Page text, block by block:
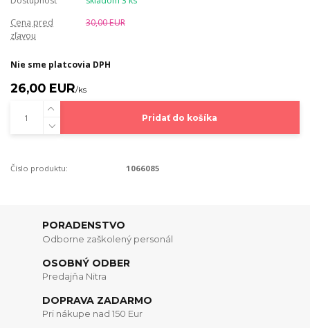
Cena pred
zľavou
30,00 EUR
Nie sme platcovia DPH
26,00 EUR/ks
Pridať do košíka
Číslo produktu: 1066085
PORADENSTVO
Odborne zaškolený personál
OSOBNÝ ODBER
Predajňa Nitra
DOPRAVA ZADARMO
Pri nákupe nad 150 Eur